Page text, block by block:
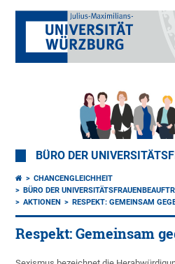
BÜRO DER
CHANCENGLEICHHEIT
BÜRO DER
AKTIONEN
RESPEKT: GEMEINSAM
Respekt: Gemeinsam